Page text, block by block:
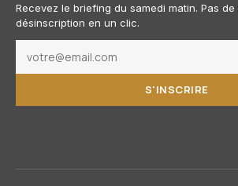
Recevez le briefing du samedi matin. Pas de
désinscription en un clic.
S'INSCRIRE